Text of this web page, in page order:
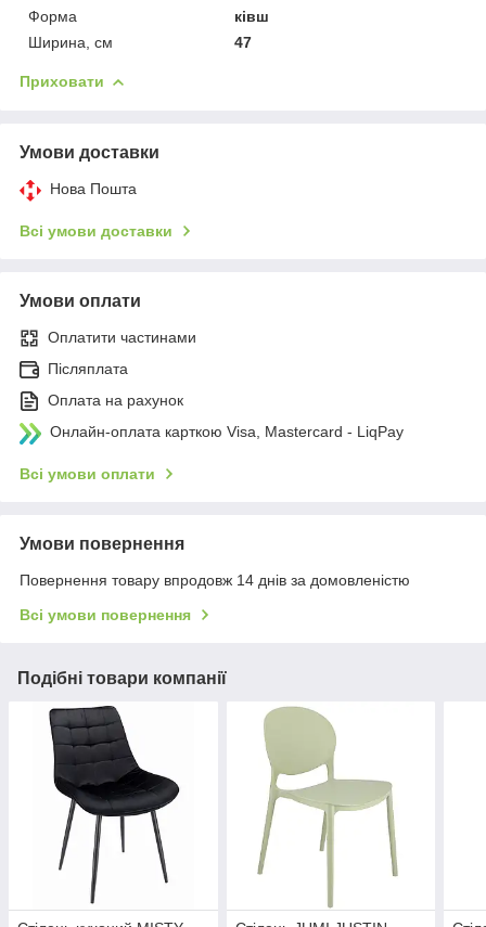
Форма
ківш
Ширина, см
47
Приховати
Умови доставки
Нова Пошта
Всі умови доставки
Умови оплати
Оплатити частинами
Післяплата
Оплата на рахунок
Онлайн-оплата карткою Visa, Mastercard - LiqPay
Всі умови оплати
Умови повернення
Повернення товару впродовж 14 днів за домовленістю
Всі умови повернення
Подібні товари компанії